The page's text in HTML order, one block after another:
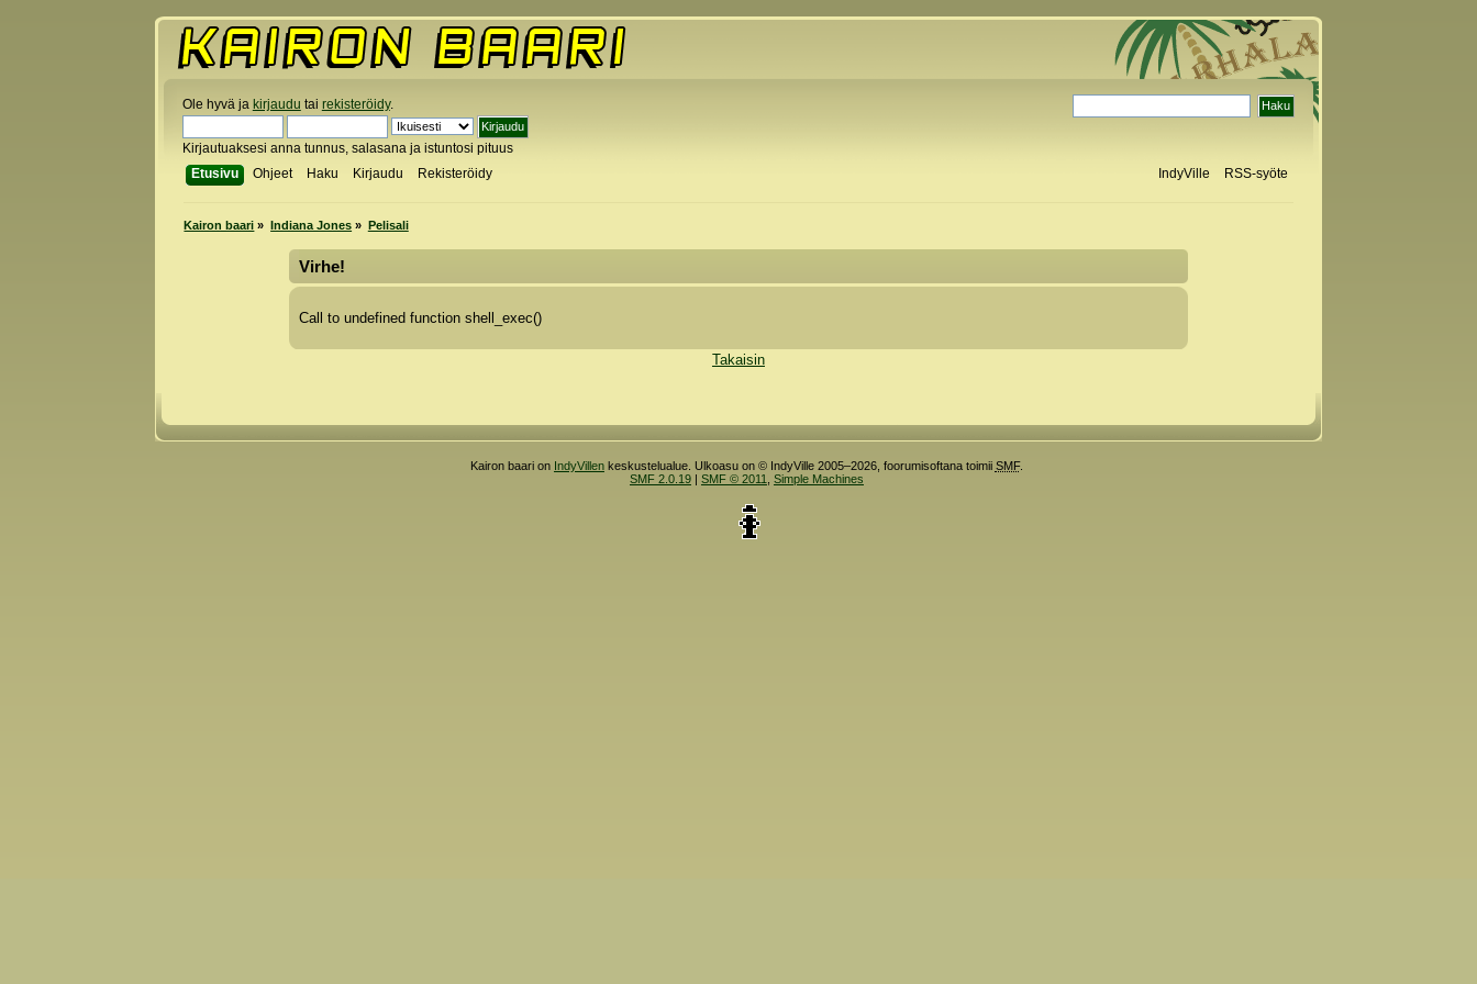
Ole hyvä ja kirjaudu tai rekisteröidy.
Kirjautuaksesi anna tunnus, salasana ja istuntosi pituus
Etusivu
Ohjeet Haku Kirjaudu Rekisteröidy IndyVille RSS-syöte
Kairon baari » Indiana Jones » Pelisali
Virhe!
Call to undefined function shell_exec()
Takaisin
Kairon baari on IndyVillenkeskustelualue. Ulkoasu on © IndyVille 2005–2026, foorumisoftana toimii SMF.
SMF 2.0.19| SMF © 2011 Simple Machines